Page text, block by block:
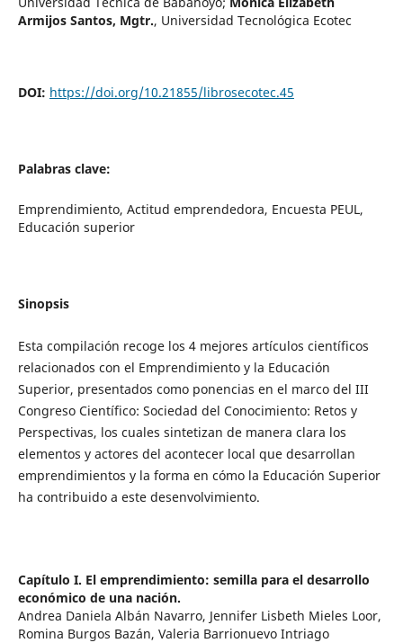
Armijos Santos, Mgtr., Universidad Tecnológica Ecotec
DOI: https://doi.org/10.21855/librosecotec.45
Palabras clave:
Emprendimiento, Actitud emprendedora, Encuesta PEUL,
Educación superior
Sinopsis
Esta compilación recoge los 4 mejores artículos científicos
relacionados con el Emprendimiento y la Educación
Superior, presentados como ponencias en el marco del III
Congreso Científico: Sociedad del Conocimiento: Retos y
Perspectivas, los cuales sintetizan de manera clara los
elementos y actores del acontecer local que desarrollan
emprendimientos y la forma en cómo la Educación Superior
ha contribuido a este desenvolvimiento.
Capítulo I. El emprendimiento: semilla para el desarrollo
económico de una nación.
Andrea Daniela Albán Navarro, Jennifer Lisbeth Mieles Loor,
Romina Burgos Bazán, Valeria Barrionuevo Intriago